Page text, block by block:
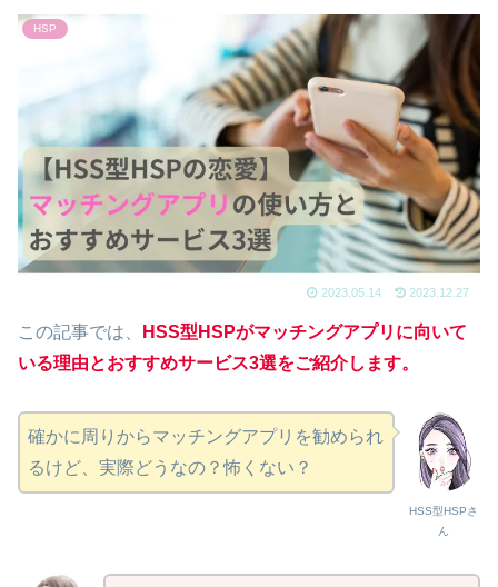
HSP
2023.05.14 2023.12.27
この記事では、
HSS型HSPがマッチングアプリに向いて
いる理由とおすすめサービス3選をご紹介します。
HSS型HSPさ
ん
確かに周りからマッチングアプリを勧められ
るけど、実際どうなの？怖くない？